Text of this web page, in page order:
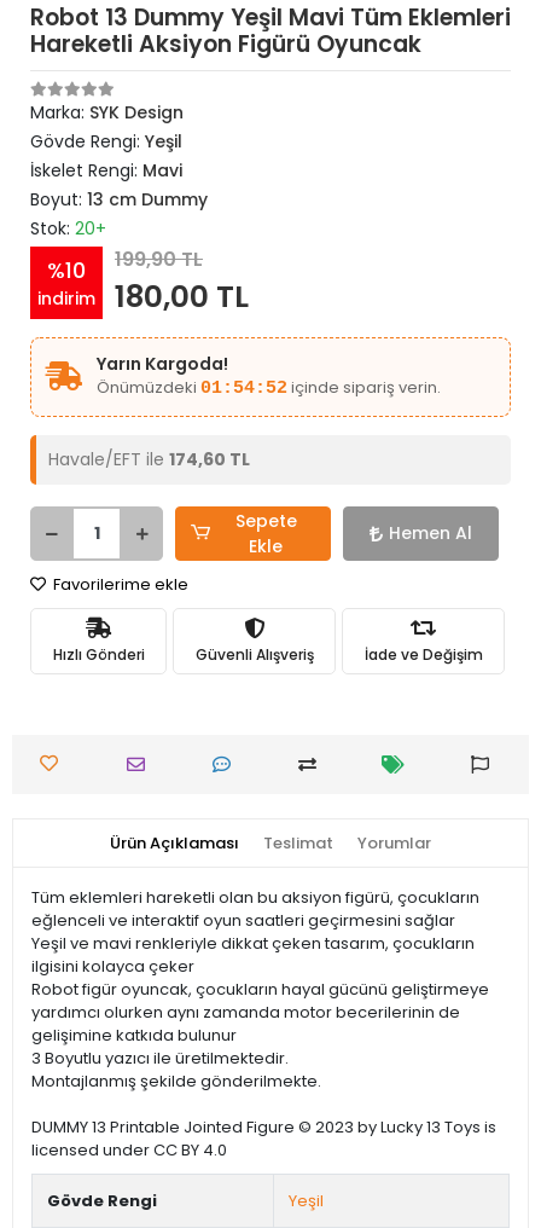
Robot 13 Dummy Yeşil Mavi Tüm Eklemleri
Hareketli Aksiyon Figürü Oyuncak
Marka: SYK Design
Gövde Rengi: Yeşil
İskelet Rengi: Mavi
Boyut: 13 cm Dummy
Stok: 20+
%10
indirim
199,90 TL
180,00 TL
Yarın Kargoda!
Önümüzdeki 01:54:52içinde sipariş verin.
Havale/EFT ile 174,60 TL
Sepete
Ekle
Hemen Al
Favorilerime ekle
Hızlı Gönderi Güvenli Alışveriş İade ve Değişim
Ürün Açıklaması Teslimat Yorumlar
Tüm eklemleri hareketli olan bu aksiyon figürü, çocukların
eğlenceli ve interaktif oyun saatleri geçirmesini sağlar
Yeşil ve mavi renkleriyle dikkat çeken tasarım, çocukların
ilgisini kolayca çeker
Robot figür oyuncak, çocukların hayal gücünü geliştirmeye
yardımcı olurken aynı zamanda motor becerilerinin de
gelişimine katkıda bulunur
3 Boyutlu yazıcı ile üretilmektedir.
Montajlanmış şekilde gönderilmekte.
DUMMY 13 Printable Jointed Figure © 2023 by Lucky 13 Toys is
licensed under CC BY 4.0
Gövde Rengi Yeşil